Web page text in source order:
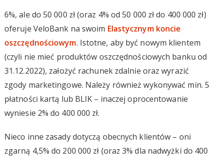
6%, ale do 50 000 zł (oraz 4% od 50 000 zł do 400 000 zł)
oferuje VeloBank na swoim Elastycznym koncie
oszczędnościowym. Istotne, aby być nowym klientem
(czyli nie mieć produktów oszczędnościowych banku od
31.12.2022), założyć rachunek zdalnie oraz wyrazić
zgody marketingowe. Należy również wykonywać min. 5
płatności kartą lub BLIK – inaczej oprocentowanie
wyniesie 2% do 400 000 zł.
Nieco inne zasady dotyczą obecnych klientów – oni
zgarną 4,5% do 200 000 zł (oraz 3% dla nadwyżki do 400